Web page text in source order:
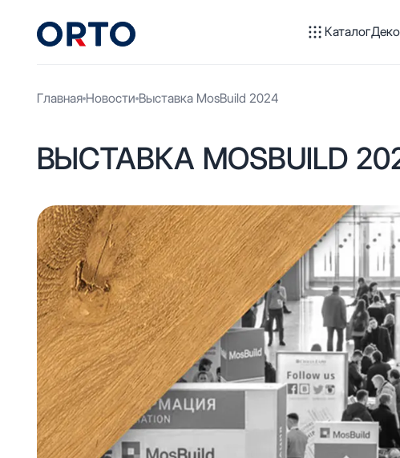
Каталог
Главная Новости Выставка MosBuild 2024
ВЫСТАВКА MOSBUILD